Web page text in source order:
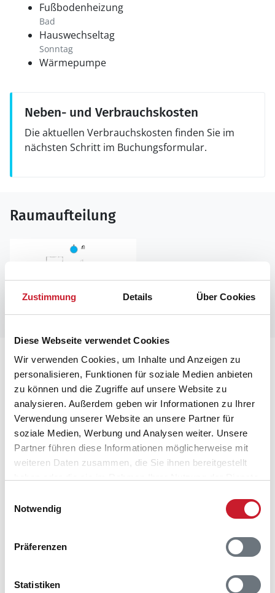
Zustimmung Details Über Cookies
Diese Webseite verwendet Cookies
Wir verwenden Cookies, um Inhalte und Anzeigen zu
personalisieren, Funktionen für soziale Medien anbieten
zu können und die Zugriffe auf unsere Website zu
analysieren. Außerdem geben wir Informationen zu Ihrer
Verwendung unserer Website an unsere Partner für
soziale Medien, Werbung und Analysen weiter. Unsere
Partner führen diese Informationen möglicherweise mit
weiteren Daten zusammen, die Sie ihnen bereitgestellt
Notwendig
Präferenzen
Statistiken
Fußbodenheizung
Bad
Hauswechseltag
Sonntag
Wärmepumpe
Neben- und Verbrauchskosten
Die aktuellen Verbrauchskosten finden Sie im
nächsten Schritt im Buchungsformular.
Raumaufteilung
Lageplan
Adresse
Ferienhaus H5172
Fladsbjergvej 102
Klegod
6950 Ringkøbing